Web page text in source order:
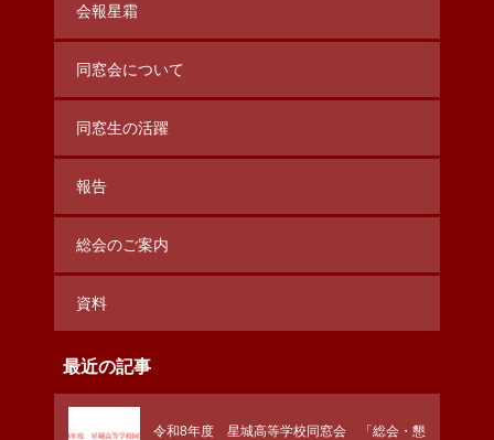
会報星霜
同窓会について
同窓生の活躍
報告
総会のご案内
資料
最近の記事
令和8年度 星城高等学校同窓会 「総会・懇